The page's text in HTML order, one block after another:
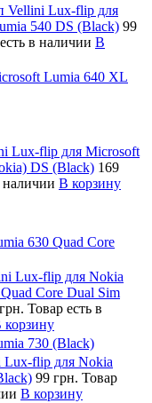
Vellini Lux-flip для
540 DS (Black) 99
в наличии В
Lumia 640 XL
Lux-flip для Microsoft
DS (Black) 169
наличии В корзину
630 Quad Core
Lux-flip для Nokia
Core Dual Sim
Товар есть в
корзину
730 (Black)
Lux-flip для Nokia
99 грн. Товар
В корзину